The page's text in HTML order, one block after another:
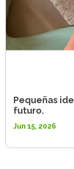
Pequeñas
futuro.
Jun 15, 2026